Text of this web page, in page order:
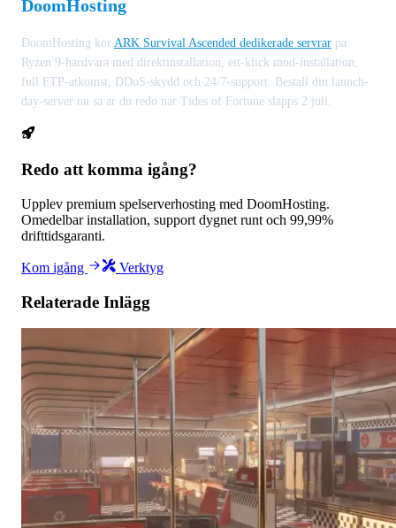
DoomHosting
DoomHosting kor ARK Survival Ascended dedikerade servrar pa
Ryzen 9-hardvara med direktinstallation, ett-klick mod-installation,
full FTP-atkomst, DDoS-skydd och 24/7-support. Bestall din launch-
day-server nu sa ar du redo nar Tides of Fortune slapps 2 juli.
Redo att komma igång?
Upplev premium spelserverhosting med DoomHosting.
Omedelbar installation, support dygnet runt och 99,99%
drifttidsgaranti.
Kom igång Verktyg
Relaterade Inlägg